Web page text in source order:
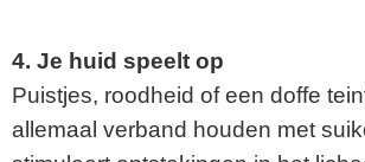
4. Je huid speelt op
Puistjes, roodheid of een doffe
allemaal verband houden met